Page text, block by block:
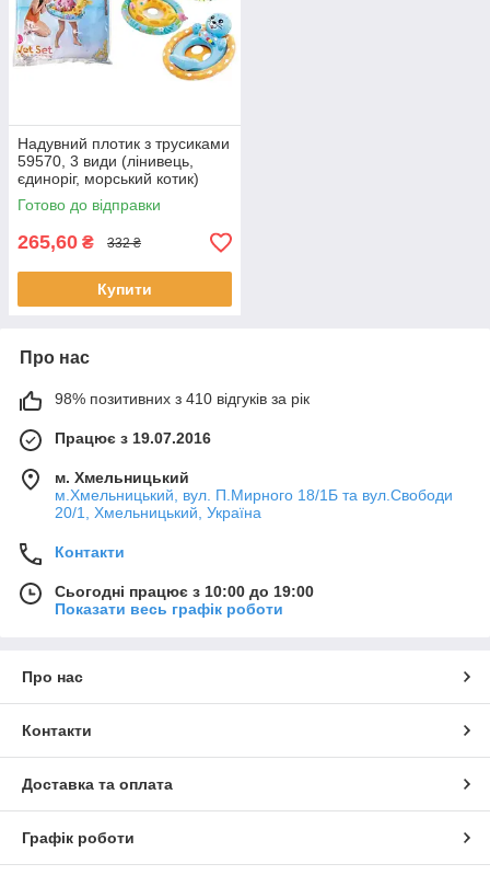
Надувний плотик з трусиками
59570, 3 види (лінивець,
єдиноріг, морський котик)
Готово до відправки
265,60 ₴ 332 ₴
Купити
Про нас
98% позитивних з 410 відгуків за рік
Працює з 19.07.2016
м. Хмельницький
м.Хмельницький, вул. П.Мирного 18/1Б та вул.Свободи
20/1, Хмельницький, Україна
Контакти
Сьогодні працює з 10:00 до 19:00
Показати весь графік роботи
Про нас
Контакти
Доставка та оплата
Графік роботи